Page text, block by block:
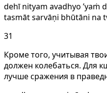
dehī nityam avadhyo ’yaṁ
tasmāt sarvāṇi bhūtāni
31
Кроме того, учитывая
должен колебаться. Для
лучше сражения в